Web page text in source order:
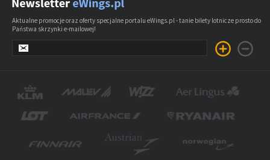
Aktualne promocje oraz oferty specjalne portalu eWings.pl - tanie bilety lotnicze prosto do
Państwa skrzynki e-mailowej!